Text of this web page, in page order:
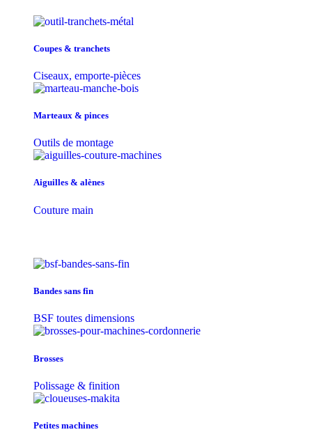
Coupes & tranchets
Ciseaux, emporte-pièces
Marteaux & pinces
Outils de montage
Aiguilles & alènes
Couture main
Bandes sans fin
BSF toutes dimensions
Brosses
Polissage & finition
Petites machines